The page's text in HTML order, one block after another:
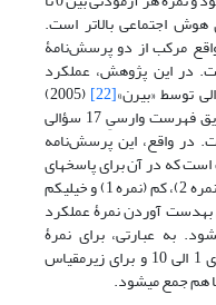
هوش اجتماعی بالاتر است.
مرکب از دو پرسش‌نامۀ
در این پژوهش، عملکرد
[22]
(2005)
سنجیده شد وعملکرد زمینه­ای نیز از طریق فهرست ­وارسیِ 17 سؤالی
گرفت. در واقع، این پرسش‌نامه
است که در آن برای پاسخ­های
خیلی­زیاد (نمره 4)، زیاد (نمره 3)، متوسط (نمره 2)، کم (نمره 1) و خیلی­کم
به­دست آوردن نمرۀ عملکرد
به عبارتی، برای نمرۀ
زیرمقیاس عملکرد وظیفه‌ای نمره­ سؤال­های 1 الی 10 و برای زیرمقیاس